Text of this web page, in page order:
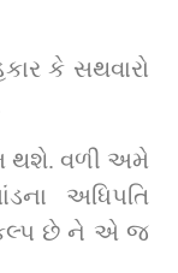
કે સથવારો
થશે. વળી અમે
અધિપતિ
છે ને એ જ